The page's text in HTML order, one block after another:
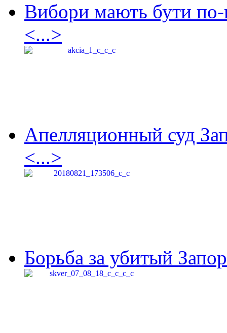
Вибори мають бути по-
<...>
Апелляционный суд
<...>
Борьба за убитый